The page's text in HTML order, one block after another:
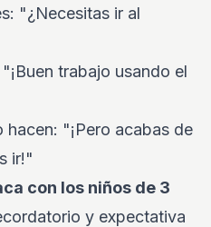
"¿Necesitas ir al
trabajo usando el
"¡Pero acabas de
ir!"
con los niños de 3
y expectativa